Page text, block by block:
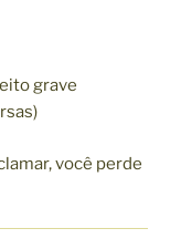
grave
você perde